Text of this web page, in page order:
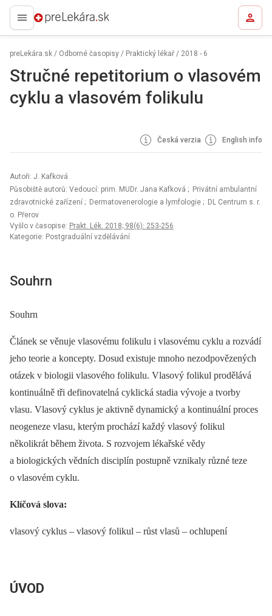
preLekára.sk
preLekára.sk / Odborné časopisy / Praktický lékař / 2018 - 6
Stručné repetitorium o vlasovém
cyklu a vlasovém folikulu
Česká verzia English info
Autoři: J. Kafková
Působiště autorů: Vedoucí: prim. MUDr. Jana Kafková ; Privátní ambulantní
zdravotnické zařízení ; Dermatovenerologie a lymfologie ; DL Centrum s. r.
o. Přerov
Vyšlo v časopise: Prakt. Lék. 2018; 98(6): 253-256
Kategorie: Postgraduální vzdělávání
Souhrn
Souhrn
Článek se věnuje vlasovému folikulu i vlasovému cyklu a rozvádí
jeho teorie a koncepty. Dosud existuje mnoho nezodpovězených
otázek v biologii vlasového folikulu. Vlasový folikul prodělává
kontinuálně tři definovatelná cyklická stadia vývoje a tvorby
vlasu. Vlasový cyklus je aktivně dynamický a kontinuální proces
neogeneze vlasu, kterým prochází každý vlasový folikul
několikrát během života. S rozvojem lékařské vědy
a biologických vědních disciplín postupně vznikaly různé teze
o vlasovém cyklu.
Klíčová slova:
vlasový cyklus –⁠ vlasový folikul –⁠ růst vlasů –⁠ ochlupení
ÚVOD